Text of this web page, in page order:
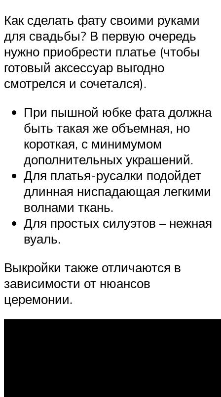
Как сделать фату своими руками
для свадьбы? В первую очередь
нужно приобрести платье (чтобы
готовый аксессуар выгодно
смотрелся и сочетался).
При пышной юбке фата должна
быть такая же объемная, но
короткая, с минимумом
дополнительных украшений.
Для платья-русалки подойдет
длинная ниспадающая легкими
волнами ткань.
Для простых силуэтов – нежная
вуаль.
Выкройки также отличаются в
зависимости от нюансов
церемонии.